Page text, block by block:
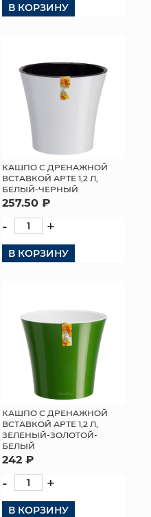
В КОРЗИНУ
КАШПО С ДРЕНАЖНОЙ
ВСТАВКОЙ АРТЕ 1,2 Л,
БЕЛЫЙ-ЧЕРНЫЙ
257.50 ₽
- +
В КОРЗИНУ
КАШПО С ДРЕНАЖНОЙ
ВСТАВКОЙ АРТЕ 1,2 Л,
ЗЕЛЕНЫЙ-ЗОЛОТОЙ-
БЕЛЫЙ
242 ₽
- +
В КОРЗИНУ